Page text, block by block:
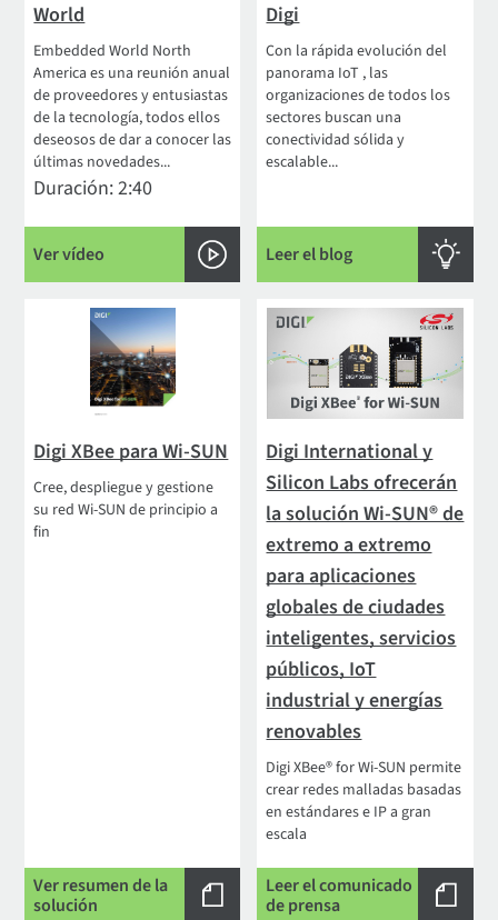
World
Embedded World North
America es una reunión anual
de proveedores y entusiastas
de la tecnología, todos ellos
deseosos de dar a conocer las
últimas novedades...
Duración: 2:40
Ver vídeo
Digi
Con la rápida evolución del
panorama IoT , las
organizaciones de todos los
sectores buscan una
conectividad sólida y
escalable...
Leer el blog
Digi XBee para Wi-SUN
Cree, despliegue y gestione
su red Wi-SUN de principio a
fin
Ver resumen de la
solución
Digi International y
Silicon Labs ofrecerán
la solución Wi-SUN® de
extremo a extremo
para aplicaciones
globales de ciudades
inteligentes, servicios
públicos, IoT
industrial y energías
renovables
Digi XBee® for Wi-SUN permite
crear redes malladas basadas
en estándares e IP a gran
escala
Leer el comunicado
de prensa